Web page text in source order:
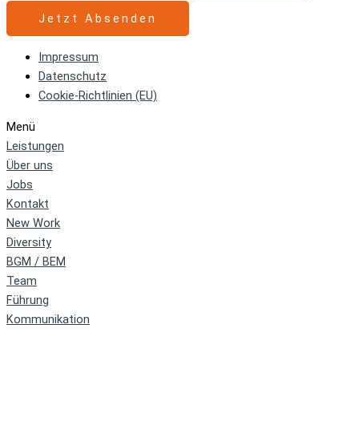
Jetzt Absenden
Impressum
Datenschutz
Cookie-Richtlinien (EU)
Menü
Leistungen
Über uns
Jobs
Kontakt
New Work
Diversity
BGM / BEM
Team
Führung
Kommunikation